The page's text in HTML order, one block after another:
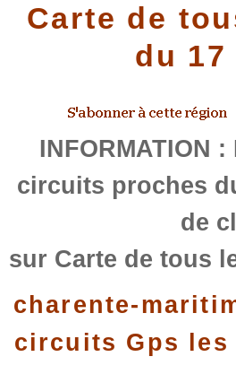
Carte de
du 17
INFORMATION
circuits proches
de
sur Carte de tous
charente-
circuits Gps